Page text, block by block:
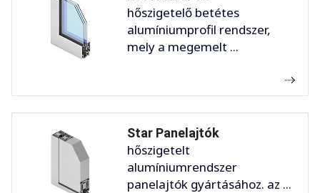
hőszigetelő betétes
alumíniumprofil rendszer,
mely a megemelt ...
Star Panelajtók
hőszigetelt
alumíniumrendszer
panelajtók gyártásához. az ...